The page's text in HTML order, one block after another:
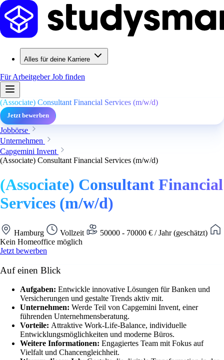
Alles für deine Karriere
Für ArbeitgeberJob finden
(Associate) Consultant Financial Services (m/w/d)
Jetzt bewerben
Jobbörse
Unternehmen
Capgemini Invent
(Associate) Consultant Financial Services (m/w/d)
(Associate) Consultant Financial
Services (m/w/d)
Hamburg Vollzeit
50000 - 70000 € / Jahr (geschätzt)
Kein Homeoffice möglich
Jetzt bewerben
Auf einen Blick
Aufgaben: Entwickle innovative Lösungen für Banken und
Versicherungen und gestalte Trends aktiv mit.
Unternehmen: Werde Teil von Capgemini Invent, einer
führenden Unternehmensberatung.
Vorteile: Attraktive Work-Life-Balance, individuelle
Entwicklungsmöglichkeiten und moderne Büros.
Weitere Informationen: Engagiertes Team mit Fokus auf
Vielfalt und Chancengleichheit.